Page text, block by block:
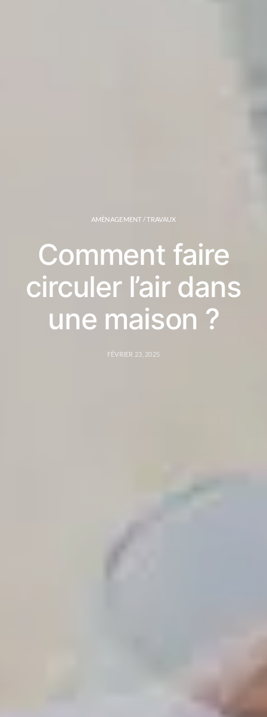
AMÉNAGEMENT / TRAVAUX
Comment faire
circuler l’air dans
une maison ?
FÉVRIER 23, 2025